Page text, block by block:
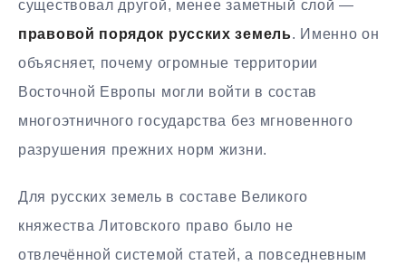
существовал другой, менее заметный слой —
правовой порядок русских земель. Именно он
объясняет, почему огромные территории
Восточной Европы могли войти в состав
многоэтничного государства без мгновенного
разрушения прежних норм жизни.
Для русских земель в составе Великого
княжества Литовского право было не
отвлечённой системой статей, а повседневным